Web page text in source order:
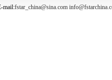
mail:fstar_china@sina.com